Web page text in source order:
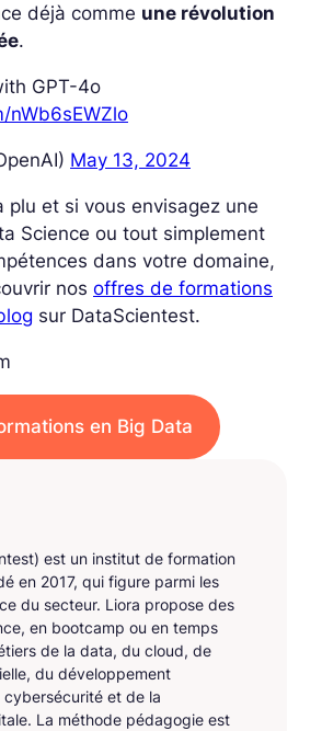
déjà comme une révolution
.
GPT-4o
nWb6sEWZlo
May 13, 2024
plu et si vous envisagez une
Science ou tout simplement
dans votre domaine,
nos offres de formations
sur DataScientest.
en Big Data
est un institut de formation
en 2017, qui figure parmi les
du secteur. Liora propose des
en bootcamp ou en temps
de la data, du cloud, de
du développement
et de la
La méthode pédagogie est